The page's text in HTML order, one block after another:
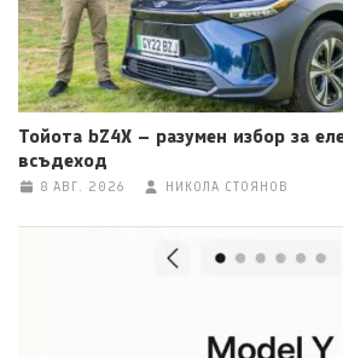
Тойота bZ4X – разумен избор за
всъдеход
8 АВГ. 2026 НИКОЛА СТОЯНОВ